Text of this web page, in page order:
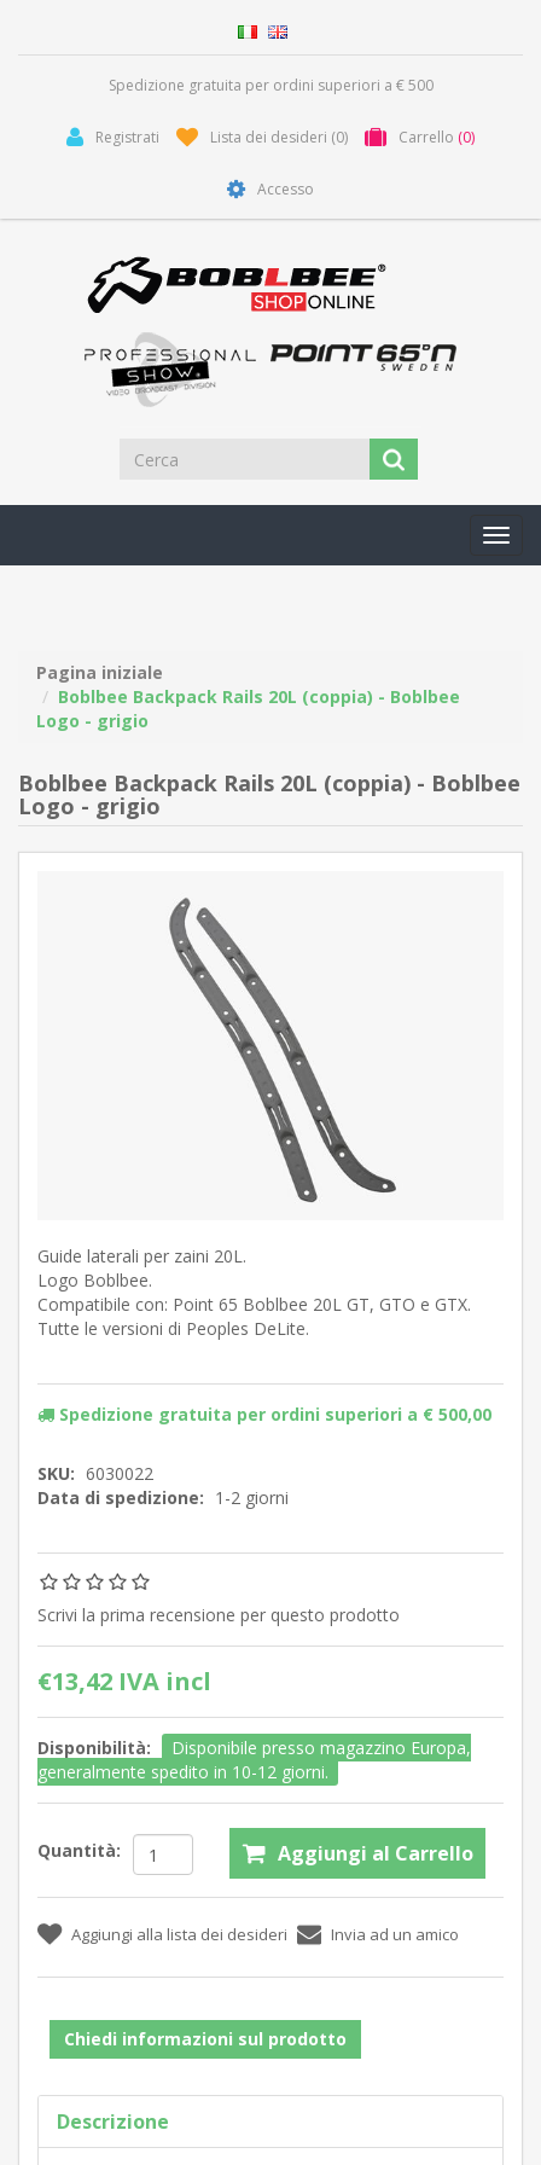
Spedizione gratuita per ordini superiori a € 500
Registrati Lista dei desideri (0) Carrello (0)
Accesso
Pagina iniziale
Boblbee Backpack Rails 20L (coppia) - Boblbee
Logo - grigio
Boblbee Backpack Rails 20L (coppia) - Boblbee
Logo - grigio
Guide laterali per zaini 20L.
Logo Boblbee.
Compatibile con: Point 65 Boblbee 20L GT, GTO e GTX.
Tutte le versioni di Peoples DeLite.
Spedizione gratuita per ordini superiori a € 500,00
SKU: 6030022
Data di spedizione: 1-2 giorni
Scrivi la prima recensione per questo prodotto
€13,42 IVA incl
Disponibilità:
Disponibile presso magazzino Europa,
generalmente spedito in 10-12 giorni.
Quantità:
Chiedi informazioni sul prodotto
Descrizione